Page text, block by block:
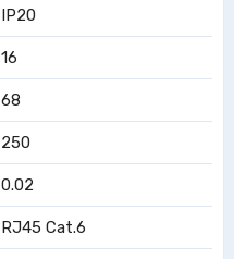
IP20
16
68
250
0.02
RJ45 Cat.6